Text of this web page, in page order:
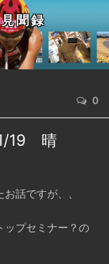
聞 録
0
19 晴
話ですが、、
ップセミナー？の